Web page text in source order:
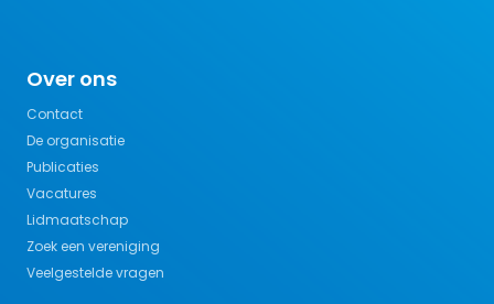
Over ons
Contact
De organisatie
Publicaties
Vacatures
Lidmaatschap
Zoek een vereniging
Veelgestelde vragen